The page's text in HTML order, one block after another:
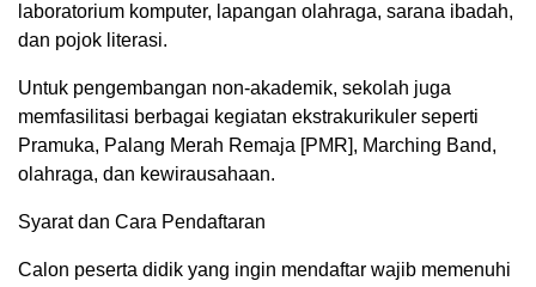
laboratorium komputer, lapangan olahraga, sarana ibadah,
dan pojok literasi.
Untuk pengembangan non-akademik, sekolah juga
memfasilitasi berbagai kegiatan ekstrakurikuler seperti
Pramuka, Palang Merah Remaja [PMR], Marching Band,
olahraga, dan kewirausahaan.
Syarat dan Cara Pendaftaran
Calon peserta didik yang ingin mendaftar wajib memenuhi